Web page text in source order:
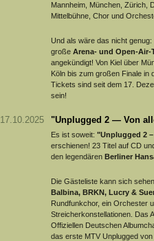
Mannheim, München, Zürich,
Mittelbühne, Chor und
Und als wäre das nicht
große Arena- und Open-Air-
angekündigt! Von Kiel über
Köln bis zum großen Finale in
Tickets sind seit dem 17.
sein!
17.10.2025 "Unplugged 2 — Von
Es ist soweit: "Unplugged 2
erschienen! 23 Titel auf CD
den legendären Berliner
Die Gästeliste kann sich
Balbina, BRKN, Lucry &
Rundfunkchor, ein Orchester
Streicherkonstellationen. Das
Offiziellen Deutschen
das erste MTV Unplugged